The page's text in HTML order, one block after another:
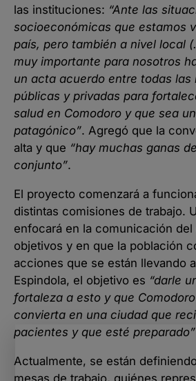
las instituciones: “Ante las
socioeconómicas que estamos
país, pero también a nivel local
muy importante para nosotros
un acta acuerdo entre todas las
públicas y privadas para
salud en Comodoro y que sea
patagónico”. Agregó que la
alta y que “hay muchas ganas
conjunto”.
El proyecto comenzará a
distintas comisiones de trabajo.
enfocará en la comunicación del
objetivos y en que la población
acciones que se están llevando
Espindola, el objetivo es “darle
fortaleza a esto y que
convierta en una ciudad que
pacientes y que esté preparado”
Actualmente, se están
mesas de trabajo, quiénes